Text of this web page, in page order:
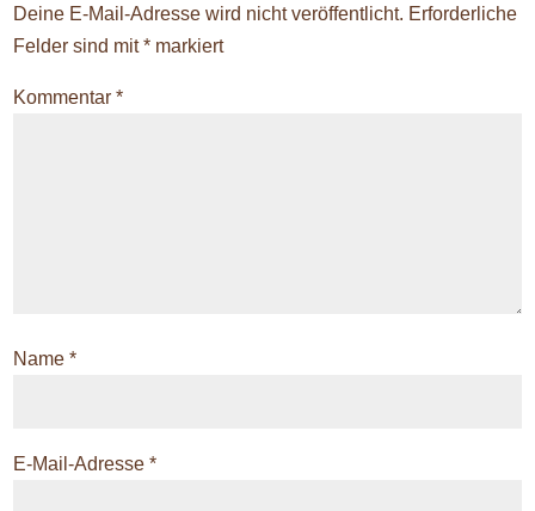
Deine E-Mail-Adresse wird nicht veröffentlicht. Erforderliche
Felder sind mit* markiert
Kommentar*
Name*
E-Mail-Adresse*